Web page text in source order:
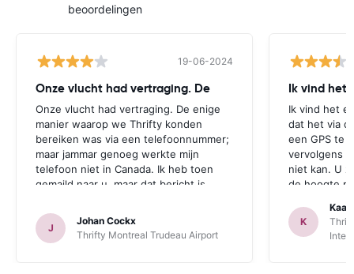
beoordelingen
19-06-2024
Onze vlucht had vertraging. De
Onze vlucht had vertraging. De enige
manier waarop we Thrifty konden
bereiken was via een telefoonnummer;
maar jammar genoeg werkte mijn
telefoon niet in Canada. Ik heb toen
gemaild naar u, maar dat bericht is
Deze opmerking geldt zowel voor
Thrifte als voor u: het zou fijn zijn om
op een andere manier contact te
J
Johan Cockx
Thrifty Montreal Trudeau Airport
Ik vind het
Ik vind het
dat het via
een GPS te
vervolgens
niet kan. U
de hoogte
een GPS bij
is. Dan
K
Kaat